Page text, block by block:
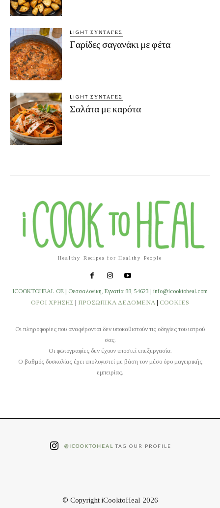
LIGHT ΣΥΝΤΑΓΈΣ
Γαρίδες σαγανάκι με φέτα
LIGHT ΣΥΝΤΑΓΈΣ
Σαλάτα με καρότα
Healthy Recipes for Healthy People
ICOOKTOHEAL OE | Θεσσαλονίκη, Εγνατία 88, 54623 | info@icooktoheal.com
ΟΡΟΙ ΧΡΗΣΗΣ | ΠΡΟΣΩΠΙΚΑ ΔΕΔΟΜΕΝΑ | COOKIES
Οι πληροφορίες που αναφέρονται δεν υποκαθιστούν τις οδηγίες του ιατρού
σας.
Οι φωτογραφίες δεν έχουν υποστεί επεξεργασία.
O βαθμός δυσκολίας έχει υπολογιστεί με βάση τον μέσο όρο μαγειρικής
εμπειρίας.
@ICOOKTOHEAL TAG OUR PROFILE
© Copyright iCooktoHeal 2026